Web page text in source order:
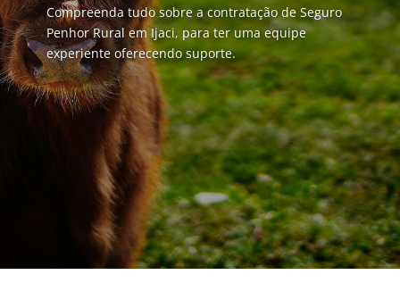
Compreenda tudo sobre a contratação de Seguro
Penhor Rural em Ijaci, para ter uma equipe
experiente oferecendo suporte.